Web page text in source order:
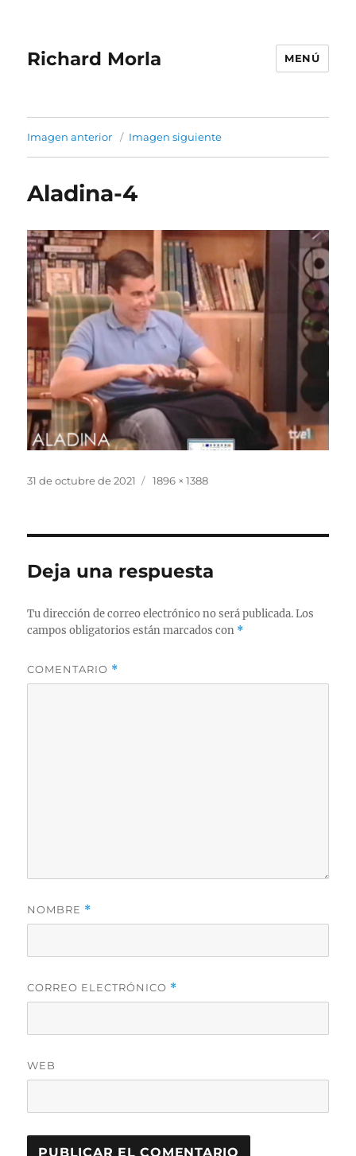
Richard Morla MENÚ
Imagen anterior Imagen siguiente
Aladina-4
Publicado
31 de octubre de 2021
Tamaño
1896 × 1388
Deja una respuesta
Tu dirección de correo electrónico no será publicada. Los
campos obligatorios están marcados con *
COMENTARIO *
NOMBRE *
CORREO ELECTRÓNICO *
WEB